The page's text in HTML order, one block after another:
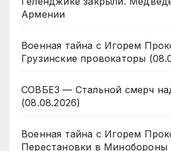
Армении
Военная тайна с Игорем
Грузинские провокаторы
СОВБЕЗ — Стальной смерч
(08.08.2026)
Военная тайна с Игорем
Перестановки в Минобороны